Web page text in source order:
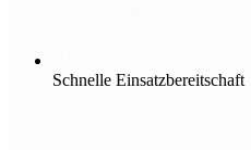
Schnelle Einsatzbereitschaft